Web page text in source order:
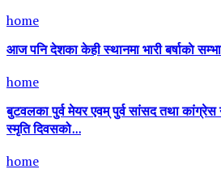
home
आज पनि देशका केही स्थानमा भारी बर्षाकाे
home
बुटवलका पुर्व मेयर एवम् पुर्व सांसद तथा कांग्रेस
स्मृति दिवसको...
home